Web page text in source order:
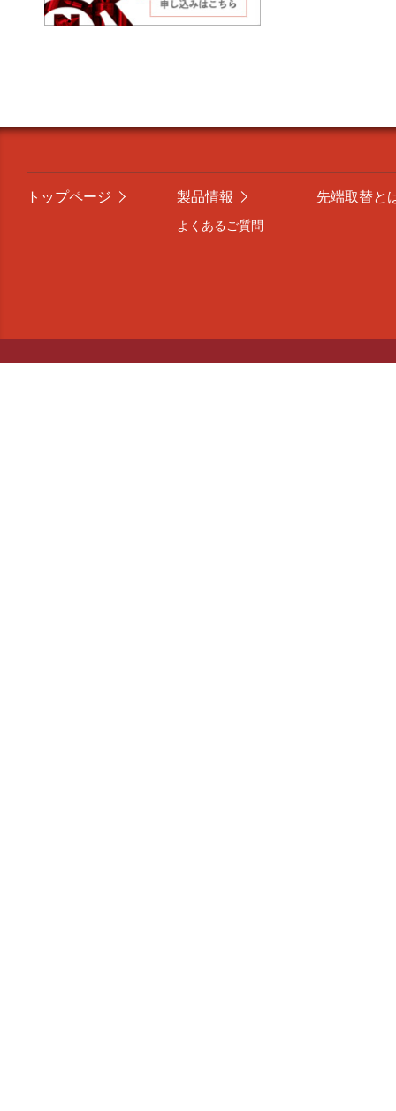
トップページ 製品情報
よくあるご質問
先端取替と